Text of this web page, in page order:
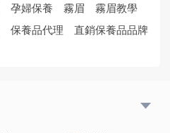
孕婦保養 霧眉
霧眉教學
保養品代理
直銷保養品品牌